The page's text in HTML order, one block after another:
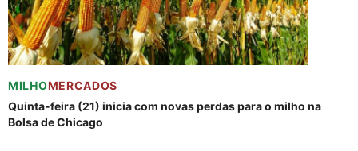
MILHOMERCADOS
Quinta-feira (21) inicia com novas perdas para o milho na
Bolsa de Chicago